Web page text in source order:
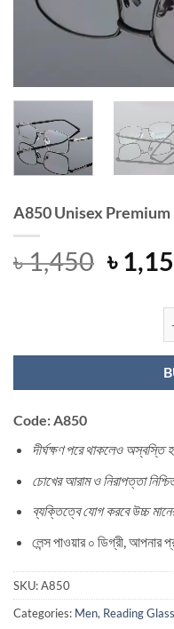
A850 Unisex Premium
৳1,450
price
৳
৳
Code: A850
দীর্ঘক্ষণ পরে থাকলেও অস্বস্তি
চোখের আরাম ও নিরাপত্তা
ব্যক্তিত্বে যোগ করবে উচ্চ
লেন্স পাওয়ার ০ ডিগ্রী, আপনার
SKU:A850
Categories: Men, Reading Glass